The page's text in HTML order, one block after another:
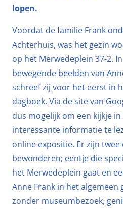
lopen.
Voordat de familie Frank
Achterhuis, was het gezin
op het Merwedeplein 37-2.
bewegende beelden van
schreef zij voor het eerst in
dagboek. Via de site van
dus mogelijk om een kijkje
interessante informatie te
online expositie. Er zijn
bewonderen; eentje die
het Merwedeplein gaat en
Anne Frank in het algemeen
zonder museumbezoek,